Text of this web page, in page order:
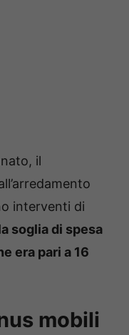
il
interventi di
soglia di spesa
era pari a 16
mobili